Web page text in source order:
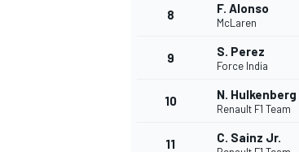
8 F. Alonso
McLaren
9 S. Perez
Force India
10 N. Hulkenberg
Renault F1 Team
11 C. Sainz Jr.